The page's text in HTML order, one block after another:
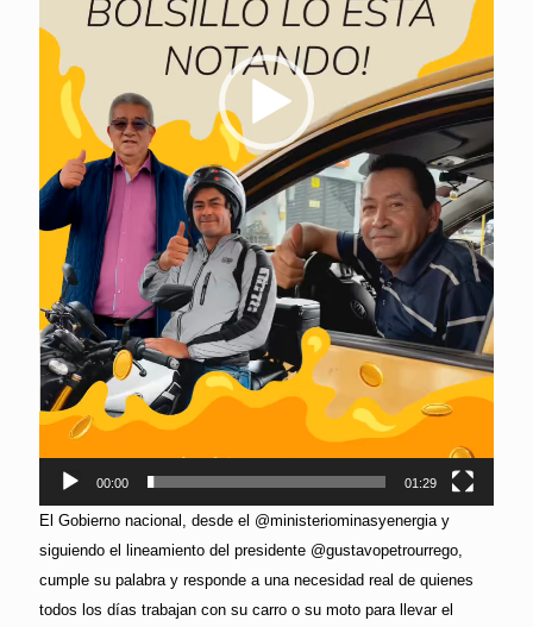
00:00 01:29
El Gobierno nacional, desde el @ministeriominasyenergia y
siguiendo el lineamiento del presidente @gustavopetrourrego,
cumple su palabra y responde a una necesidad real de quienes
todos los días trabajan con su carro o su moto para llevar el